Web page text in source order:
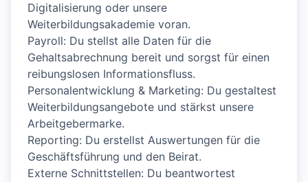
Digitalisierung oder unsere
Weiterbildungsakademie voran.
Payroll: Du stellst alle Daten für die
Gehaltsabrechnung bereit und sorgst für einen
reibungslosen Informationsfluss.
Personalentwicklung & Marketing: Du gestaltest
Weiterbildungsangebote und stärkst unsere
Arbeitgebermarke.
Reporting: Du erstellst Auswertungen für die
Geschäftsführung und den Beirat.
Externe Schnittstellen: Du beantwortest